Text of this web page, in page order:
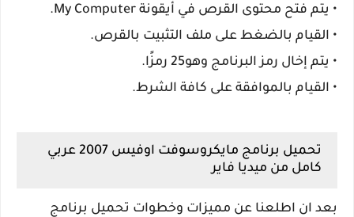
• يتم فتح محتوى القرص في أيقونة My Computer.
• القيام بالضغط على ملف التثبيت بالقرص.
• يتم إخال رمز البرنامج وهو25 رمزًا.
• القيام بالموافقة على كافة الشرط.
تحميل برنامج مايكروسوفت اوفيس 2007 عربي
كامل من ميديا فاير
بعد ان اطلعنا عن مميزات وخطوات تحميل برنامج